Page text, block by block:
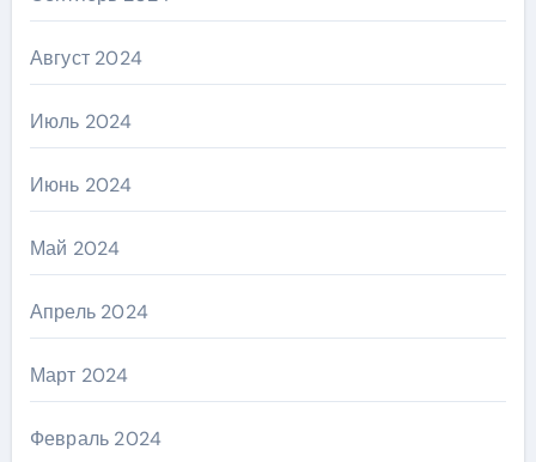
Август 2024
Июль 2024
Июнь 2024
Май 2024
Апрель 2024
Март 2024
Февраль 2024